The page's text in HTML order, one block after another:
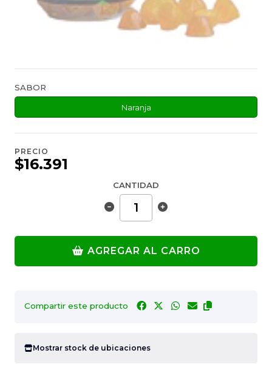
SABOR
Naranja
PRECIO
$16.391
CANTIDAD
AGREGAR AL CARRO
Compartir este producto
Mostrar stock de ubicaciones